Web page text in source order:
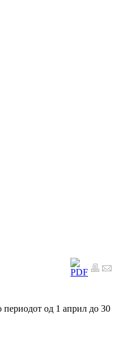
од 1 април до 30